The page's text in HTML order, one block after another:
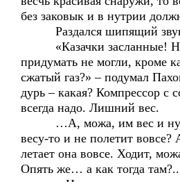
без заковык и в нутрии
Раздался шипящий
«Казачки засланные!
придумать не могли, кроме
сжатый газ?» – подумал
дурь – какая? Компрессор с
всегда надо. Лишний вес.
…А, можа, им вес и
весу-то и не полетит
летает она вовсе. Ходит,
Опять же… а как тогда